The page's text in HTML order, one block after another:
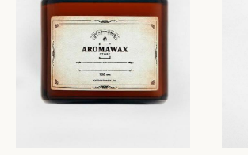
[СВЯЗЬ С НАМИ]
+7 (901) 346-73-34
INFO@AROMAWAX.RU
WHATSAPP
TELEGRAM
INSTAGRAM*